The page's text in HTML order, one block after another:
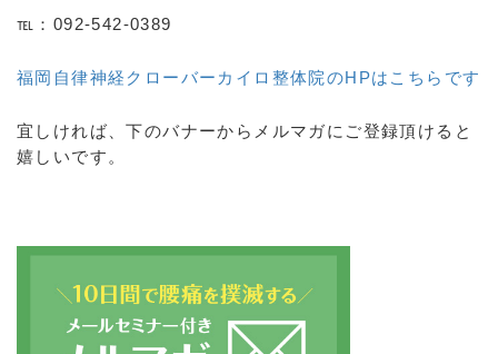
℡：092-542-0389
福岡自律神経クローバーカイロ整体院のHPはこちらです
宜しければ、下のバナーからメルマガにご登録頂けると
嬉しいです。